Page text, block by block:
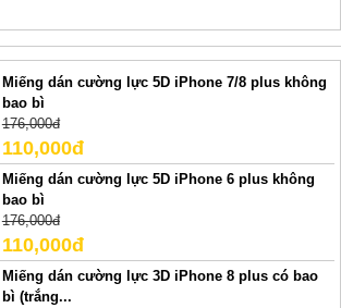
Miếng dán cường lực 5D iPhone 7/8 plus không
bao bì
176,000đ
110,000đ
Miếng dán cường lực 5D iPhone 6 plus không
bao bì
176,000đ
110,000đ
Miếng dán cường lực 3D iPhone 8 plus có bao
bì (trắng...